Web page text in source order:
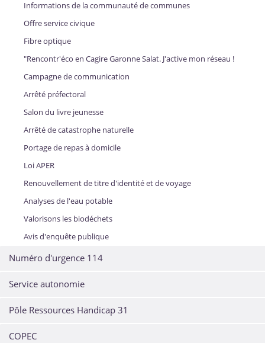
Informations de la communauté de communes
Offre service civique
Fibre optique
"Rencontr'éco en Cagire Garonne Salat. J'active mon réseau !
Campagne de communication
Arrêté préfectoral
Salon du livre jeunesse
Arrêté de catastrophe naturelle
Portage de repas à domicile
Loi APER
Renouvellement de titre d'identité et de voyage
Analyses de l'eau potable
Valorisons les biodéchets
Avis d'enquête publique
Numéro d'urgence 114
Service autonomie
Pôle Ressources Handicap 31
COPEC